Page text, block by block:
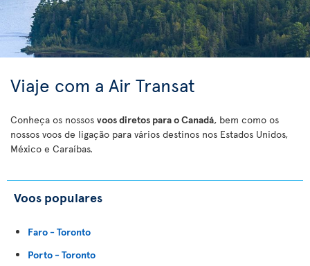
Viaje com a Air Transat
Conheça os nossos voos diretos para o Canadá, bem como os
nossos voos de ligação para vários destinos nos Estados Unidos,
México e Caraíbas.
Voos populares
Faro - Toronto
Porto - Toronto